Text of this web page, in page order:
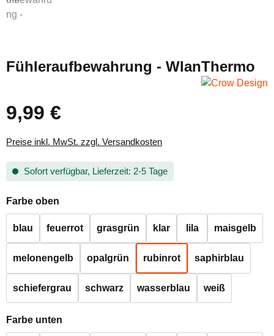
Fühleraufbewahrung - WlanThermo
Regulärer Preis:
9,99 €
Preise inkl. MwSt. zzgl. Versandkosten
Sofort verfügbar, Lieferzeit: 2-5 Tage
Farbe oben
blau feuerrot grasgrün klar lila maisgelb
melonengelb opalgrün rubinrot saphirblau
schiefergrau schwarz wasserblau weiß
Farbe unten